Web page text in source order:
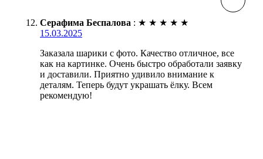
Серафима Беспалова : ★ ★ ★ ★ ★
15.03.2025
Заказала шарики с фото. Качество отличное, все
как на картинке. Очень быстро обработали заявку
и доставили. Приятно удивило внимание к
деталям. Теперь будут украшать ёлку. Всем
рекомендую!